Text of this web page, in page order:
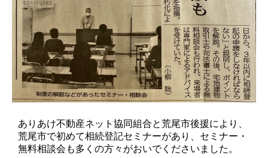
ありあけ不動産ネット協同組合と荒尾市後援により、
荒尾市で初めて相続登記セミナーがあり、セミナー・
無料相談会も多くの方々がおいでくださいました。